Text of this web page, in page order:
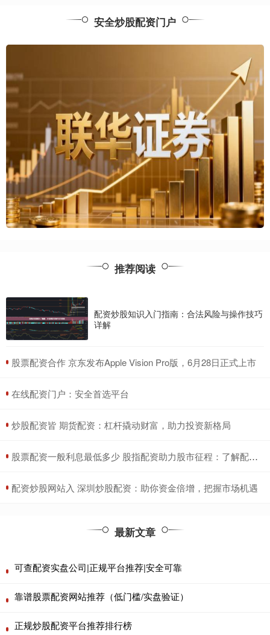
安全炒股配资门户
推荐阅读
配资炒股知识入门指南：合法风险与操作技巧
详解
​股票配资合作 京东发布Apple Vision Pro版，6月28日正式上市
​在线配资门户：安全首选平台
​炒股配资皆 期货配资：杠杆撬动财富，助力投资新格局
​股票配资一般利息最低多少 股指配资助力股市征程：了解配资类型，把握投资机遇
​配资炒股网站入 深圳炒股配资：助你资金倍增，把握市场机遇
最新文章
可查配资实盘公司|正规平台推荐|安全可靠
靠谱股票配资网站推荐（低门槛/实盘验证）
正规炒股配资平台推荐排行榜